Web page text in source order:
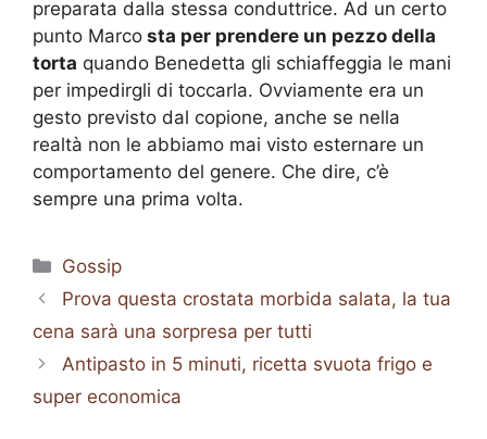
preparata dalla stessa conduttrice. Ad un certo
punto Marco sta per prendere un pezzo della
torta quando Benedetta gli schiaffeggia le mani
per impedirgli di toccarla. Ovviamente era un
gesto previsto dal copione, anche se nella
realtà non le abbiamo mai visto esternare un
comportamento del genere. Che dire, c’è
sempre una prima volta.
Categorie
Gossip
Prova questa crostata morbida salata, la tua
cena sarà una sorpresa per tutti
Antipasto in 5 minuti, ricetta svuota frigo e
super economica